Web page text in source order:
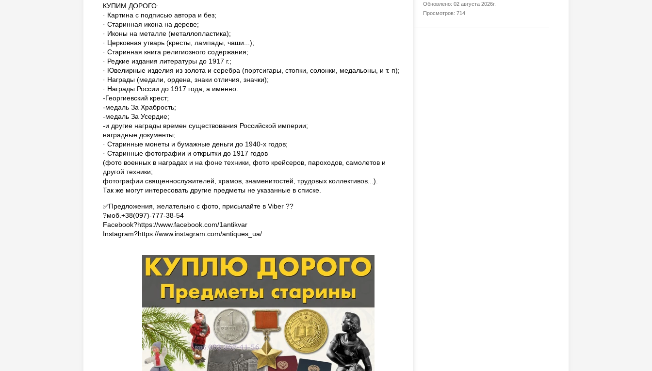
КУПИМ ДОРОГО:
· Картина с подписью автора и без;
· Старинная икона на дереве;
· Иконы на металле (металлопластика);
· Церковная утварь (кресты, лампады, чаши...);
· Старинная книга религиозного содержания;
· Редкие издания литературы до 1917 г.;
· Ювелирные изделия из золота и серебра (портсигары, стопки, солонки, медальоны, и т. п);
· Награды (медали, ордена, знаки отличия, значки);
· Награды России до 1917 года, а именно:
-Георгиевский крест;
-медаль За Храбрость;
-медаль За Усердие;
-и другие награды времен существования Российской империи;
наградные документы;
· Старинные монеты и бумажные деньги до 1940-х годов;
· Старинные фотографии и открытки до 1917 годов
(фото военных в наградах и на фоне техники, фото крейсеров, пароходов, самолетов и
другой техники;
фотографии священнослужителей, храмов, знаменитостей, трудовых коллективов...).
Так же могут интересовать другие предметы не указанные в списке.
✅Предложения, желательно с фото, присылайте в Viber ??
?моб.+38(097)-777-38-54
Facebook?https://www.facebook.com/1antikvar
Instagram?https://www.instagram.com/antiques_ua/
Обновлено: 02 августа 2026г.
Просмотров: 714